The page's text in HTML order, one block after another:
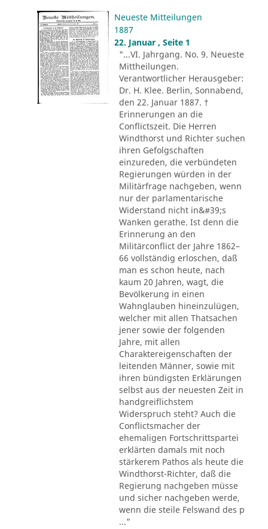
Neueste Mitteilungen
1887
22. Januar , Seite 1
"...VI. Jahrgang. No. 9. Neueste
Mittheilungen.
Verantwortlicher Herausgeber:
Dr. H. Klee. Berlin, Sonnabend,
den 22. Januar 1887. †
Erinnerungen an die
Conflictszeit. Die Herren
Windthorst und Richter suchen
ihren Gefolgschaften
einzureden, die verbündeten
Regierungen würden in der
Militärfrage nachgeben, wenn
nur der parlamentarische
Widerstand nicht in&#39;s
Wanken gerathe. Ist denn die
Erinnerung an den
Militärconflict der Jahre 1862–
66 vollständig erloschen, daß
man es schon heute, nach
kaum 20 Jahren, wagt, die
Bevölkerung in einen
Wahnglauben hineinzulügen,
welcher mit allen Thatsachen
jener sowie der folgenden
Jahre, mit allen
Charaktereigenschaften der
leitenden Männer, sowie mit
ihren bündigsten Erklärungen
selbst aus der neuesten Zeit in
handgreiflichstem
Widerspruch steht? Auch die
Conflictsmacher der
ehemaligen Fortschrittspartei
erklärten damals mit noch
stärkerem Pathos als heute die
Windthorst-Richter, daß die
Regierung nachgeben müsse
und sicher nachgeben werde,
wenn die steile Felswand des p
..."